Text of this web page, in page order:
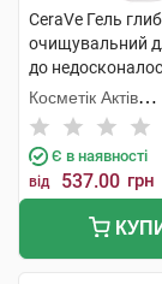
CeraVe Гель
очищувальний
до
обличчя та тіла
флакон
Косметік Актів
Інтернаціональ
Є в наявності
від 537.00 грн